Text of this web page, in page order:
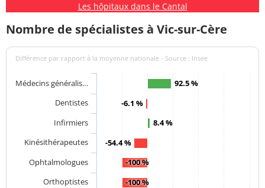
Les hôpitaux dans le Cantal
Nombre de spécialistes à Vic-sur-Cère
Différence par rapport à la moyenne nationale - Source : Insee
92.5 %
-6.1 %
8.4 %
-54.4 %
-100 %
-100 %
Médecins généralis…
Dentistes
Infirmiers
Kinésithérapeutes
Ophtalmologues
Orthoptistes